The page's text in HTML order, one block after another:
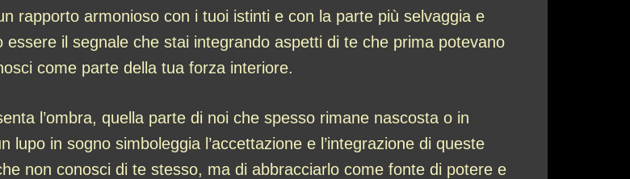
rapporto armonioso con i tuoi istinti e con la parte più selvaggia e
il segnale che stai integrando aspetti di te che prima potevano
come parte della tua forza interiore.
l’ombra, quella parte di noi che spesso rimane nascosta o in
in sogno simboleggia l’accettazione e l’integrazione di queste
non conosci di te stesso, ma di abbracciarlo come fonte di potere e